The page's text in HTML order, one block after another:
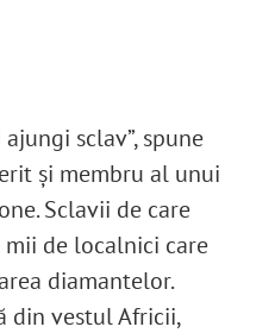
sclav”, spune
și membru al unui
. Sclavii de care
de localnici care
diamantelor.
din vestul Africii,